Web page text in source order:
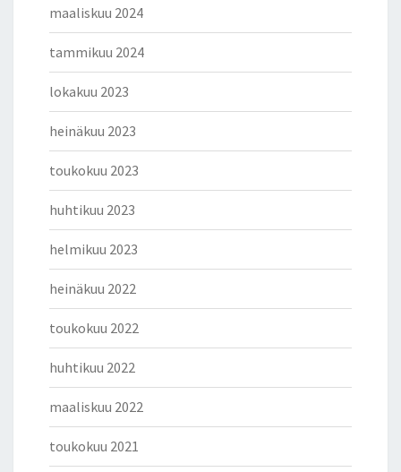
maaliskuu 2024
tammikuu 2024
lokakuu 2023
heinäkuu 2023
toukokuu 2023
huhtikuu 2023
helmikuu 2023
heinäkuu 2022
toukokuu 2022
huhtikuu 2022
maaliskuu 2022
toukokuu 2021